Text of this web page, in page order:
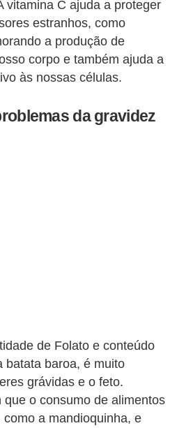
vitamina C ajuda a proteger
estranhos, como
a produção de
corpo e também ajuda a
às nossas células.
da gravidez
de Folato e conteúdo
batata baroa, é muito
grávidas e o feto.
o consumo de alimentos
a mandioquinha, e